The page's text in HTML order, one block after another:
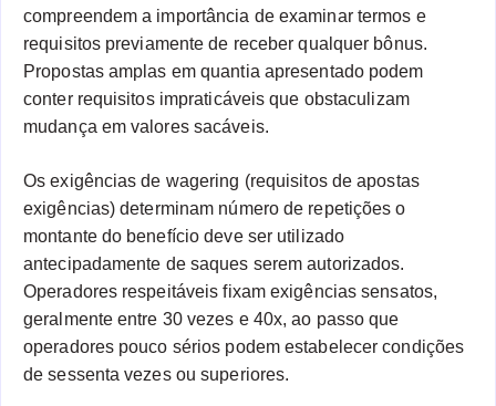
compreendem a importância de examinar termos e
requisitos previamente de receber qualquer bônus.
Propostas amplas em quantia apresentado podem
conter requisitos impraticáveis que obstaculizam
mudança em valores sacáveis.
Os exigências de wagering (requisitos de apostas
exigências) determinam número de repetições o
montante do benefício deve ser utilizado
antecipadamente de saques serem autorizados.
Operadores respeitáveis fixam exigências sensatos,
geralmente entre 30 vezes e 40x, ao passo que
operadores pouco sérios podem estabelecer condições
de sessenta vezes ou superiores.